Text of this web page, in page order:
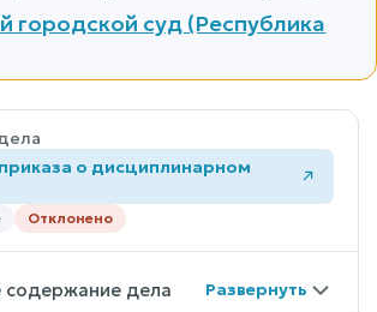
городской суд (Республика
о дисциплинарном
Отклонено
содержание дела